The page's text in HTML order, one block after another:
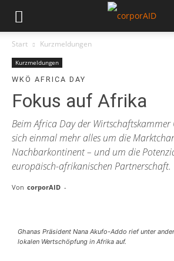
Start Kurzmeldungen
Kurzmeldungen
WKÖ AFRICA DAY
Fokus auf Afrika
Beim Africa Day der Wirtschaftskammer
sich einmal mehr alles um die
Nachbarkontinent – und um die
europäisch-afrikanischen Partnerschaft.
Von corporAID -
Ghanas Präsident Nana Akufo-Addo rief unter
lokalen Wertschöpfung in Afrika auf.